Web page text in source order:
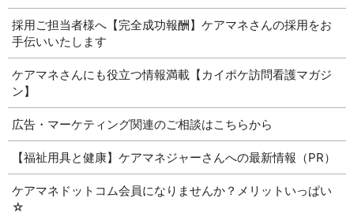
採用ご担当者様へ【完全成功報酬】ケアマネさんの採用をお
手伝いいたします
ケアマネさんにも役立つ情報満載【カイポケ訪問看護マガジ
ン】
広告・マーケティング関連のご相談はこちらから
【福祉用具と健康】ケアマネジャーさんへの最新情報（PR）
ケアマネドットコム会員になりませんか？メリットいっぱい
☆